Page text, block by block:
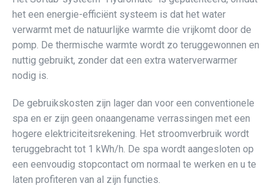
het een energie-efficiënt systeem is dat het water
verwarmt met de natuurlijke warmte die vrijkomt door de
pomp. De thermische warmte wordt zo teruggewonnen en
nuttig gebruikt, zonder dat een extra waterverwarmer
nodig is.
De gebruikskosten zijn lager dan voor een conventionele
spa en er zijn geen onaangename verrassingen met een
hogere elektriciteitsrekening. Het stroomverbruik wordt
teruggebracht tot 1 kWh/h. De spa wordt aangesloten op
een eenvoudig stopcontact om normaal te werken en u te
laten profiteren van al zijn functies.